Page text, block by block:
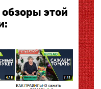
этой